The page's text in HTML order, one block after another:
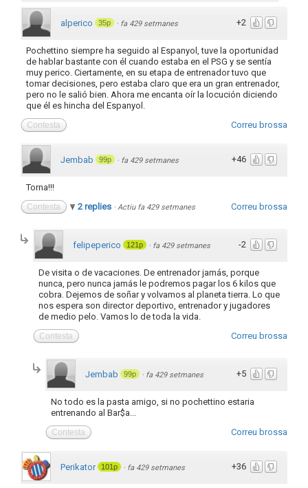
+2
alperico 35p · fa 429 setmanes
Pochettino siempre ha seguido al Espanyol, tuve la oportunidad
de hablar bastante con él cuando estaba en el PSG y se sentía
muy perico. Ciertamente, en su etapa de entrenador tuvo que
tomar decisiones, pero estaba claro que era un gran entrenador,
pero no le salió bien. Ahora me encanta oír la locución diciendo
que él es hincha del Espanyol.
Correu brossa
Contesta
+46
Jembab 99p · fa 429 setmanes
Torna!!!
Correu brossa
Contesta 2 replies · Actiu fa 429 setmanes
-2
felipeperico 121p · fa 429 setmanes
De visita o de vacaciones. De entrenador jamás, porque
nunca, pero nunca jamás le podremos pagar los 6 kilos que
cobra. Dejemos de soñar y volvamos al planeta tierra. Lo que
nos espera son director deportivo, entrenador y jugadores
de medio pelo. Vamos lo de toda la vida.
Correu brossa
Contesta
+5
Jembab 99p · fa 429 setmanes
No todo es la pasta amigo, si no pochettino estaria
entrenando al Bar$a...
Correu brossa
Contesta
+36
Perikator 101p · fa 429 setmanes